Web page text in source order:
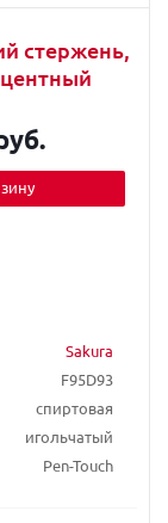
стержень,
Sakura
F95D93
спиртовая
игольчатый
Pen-Touch